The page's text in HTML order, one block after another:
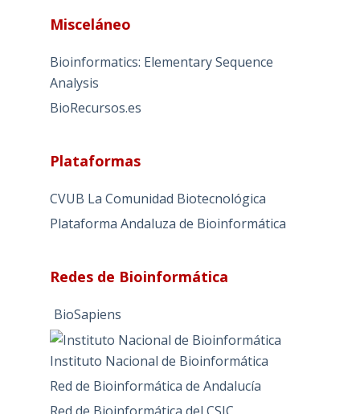
t
r
n
a
v
:
Misceláneo
Bioinformatics: Elementary Sequence
Analysis
BioRecursos.es
Plataformas
CVUB La Comunidad Biotecnológica
Plataforma Andaluza de Bioinformática
Redes de Bioinformática
BioSapiens
Instituto Nacional de Bioinformática
Red de Bioinformática de Andalucía